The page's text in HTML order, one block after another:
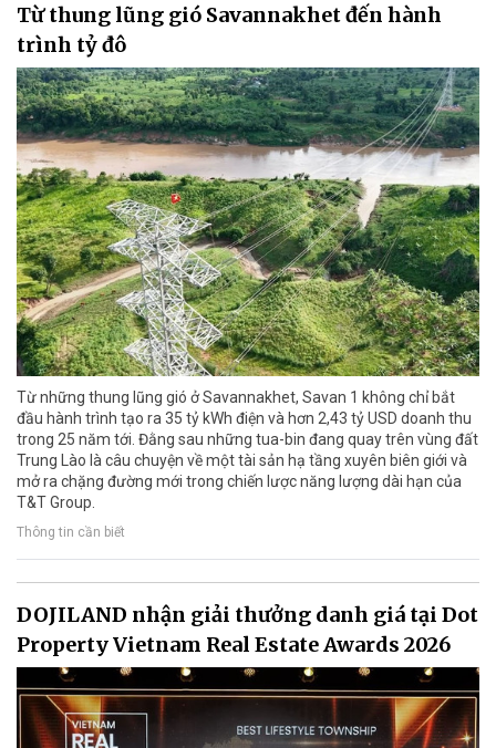
Từ thung lũng gió Savannakhet đến hành
trình tỷ đô
Từ những thung lũng gió ở Savannakhet, Savan 1 không chỉ bắt
đầu hành trình tạo ra 35 tỷ kWh điện và hơn 2,43 tỷ USD doanh thu
trong 25 năm tới. Đằng sau những tua-bin đang quay trên vùng đất
Trung Lào là câu chuyện về một tài sản hạ tầng xuyên biên giới và
mở ra chặng đường mới trong chiến lược năng lượng dài hạn của
T&T Group.
Thông tin cần biết
DOJILAND nhận giải thưởng danh giá tại Dot
Property Vietnam Real Estate Awards 2026